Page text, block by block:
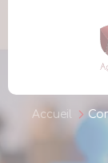
Accueil